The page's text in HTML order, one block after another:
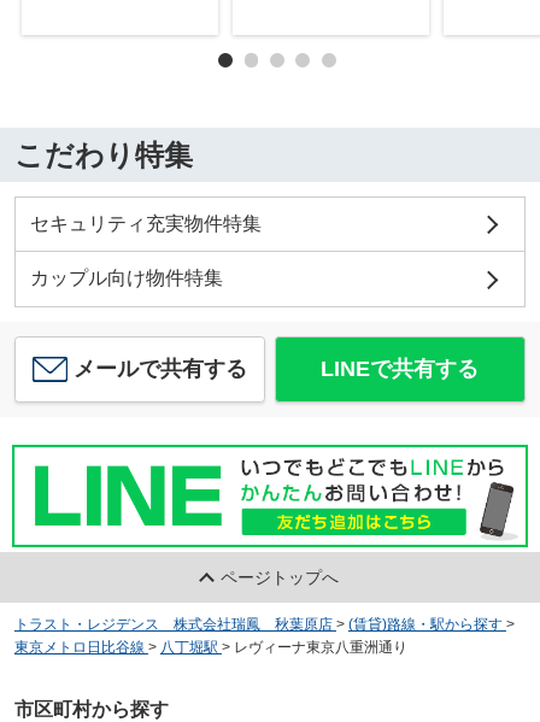
こだわり特集
セキュリティ充実物件特集
カップル向け物件特集
メールで共有する LINEで共有する
ページトップへ
トラスト・レジデンス 株式会社瑞鳳 秋葉原店 > (賃貸)路線・駅から探す >
東京メトロ日比谷線 > 八丁堀駅 > レヴィーナ東京八重洲通り
市区町村から探す